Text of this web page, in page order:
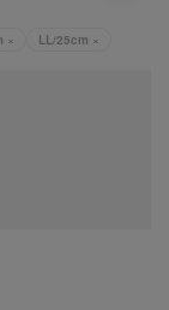
× LL/25cm ×